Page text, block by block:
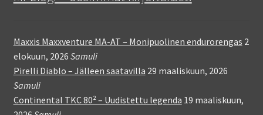
Maxxis Maxxventure MA-AT – Monipuolinen endurorengas 2
elokuun, 2026 Samuli
Pirelli Diablo – Jälleen saatavilla 29 maaliskuun, 2026
Samuli
Continental TKC 80² – Uudistettu legenda 19 maaliskuun,